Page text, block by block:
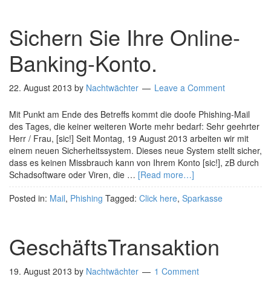
Sichern Sie Ihre Online-
Banking-Konto.
22. August 2013 by Nachtwächter Leave a Comment
Mit Punkt am Ende des Betreffs kommt die doofe Phishing-Mail
des Tages, die keiner weiteren Worte mehr bedarf: Sehr geehrter
Herr / Frau, [sic!] Seit Montag, 19 August 2013 arbeiten wir mit
einem neuen Sicherheitssystem. Dieses neue System stellt sicher,
dass es keinen Missbrauch kann von Ihrem Konto [sic!], zB durch
Schadsoftware oder Viren, die … [Read more…]
Posted in: Mail, Phishing Tagged: Click here, Sparkasse
GeschäftsTransaktion
19. August 2013 by Nachtwächter 1 Comment